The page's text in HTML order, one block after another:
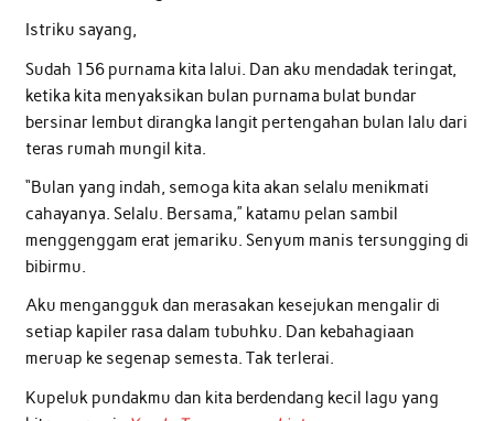
Istriku sayang,
Sudah 156 purnama kita lalui. Dan aku mendadak teringat,
ketika kita menyaksikan bulan purnama bulat bundar
bersinar lembut dirangka langit pertengahan bulan lalu dari
teras rumah mungil kita.
“Bulan yang indah, semoga kita akan selalu menikmati
cahayanya. Selalu. Bersama,” katamu pelan sambil
menggenggam erat jemariku. Senyum manis tersungging di
bibirmu.
Aku mengangguk dan merasakan kesejukan mengalir di
setiap kapiler rasa dalam tubuhku. Dan kebahagiaan
meruap ke segenap semesta. Tak terlerai.
Kupeluk pundakmu dan kita berdendang kecil lagu yang